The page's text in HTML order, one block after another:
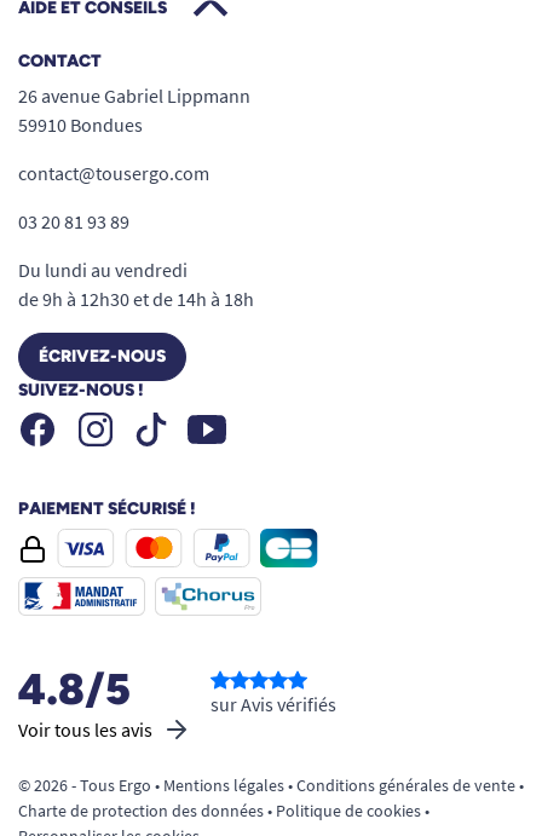
AIDE ET CONSEILS
CONTACT
26 avenue Gabriel Lippmann
59910 Bondues
contact@tousergo.com
03 20 81 93 89
Du lundi au vendredi
de 9h à 12h30 et de 14h à 18h
ÉCRIVEZ-NOUS
SUIVEZ-NOUS !
FacebookInstagramTiktok Youtube
PAIEMENT SÉCURISÉ !
4.8/5
Voir tous les avis
sur Avis vérifiés
© 2026 - Tous Ergo • Mentions légales•Conditions générales de vente•
Charte de protection des données• Politique de cookies•